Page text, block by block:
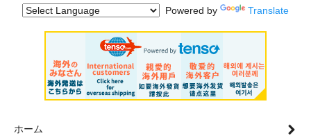
Powered by Translate
ホーム